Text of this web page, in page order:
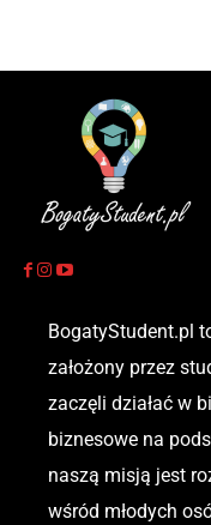
BogatyStudent.pl
założony przez
zaczęli działać w
biznesowe na
naszą misją jest
wśród młodych